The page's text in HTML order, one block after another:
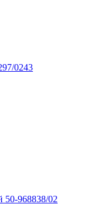
0243
50-968838/02